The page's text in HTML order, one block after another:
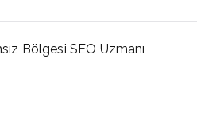
Bölgesi SEO Uzmanı